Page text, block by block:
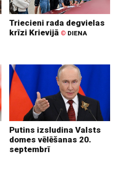
Triecieni rada degvielas
krīzi Krievijā © DIENA
Putins izsludina Valsts
domes vēlēšanas 20.
septembrī